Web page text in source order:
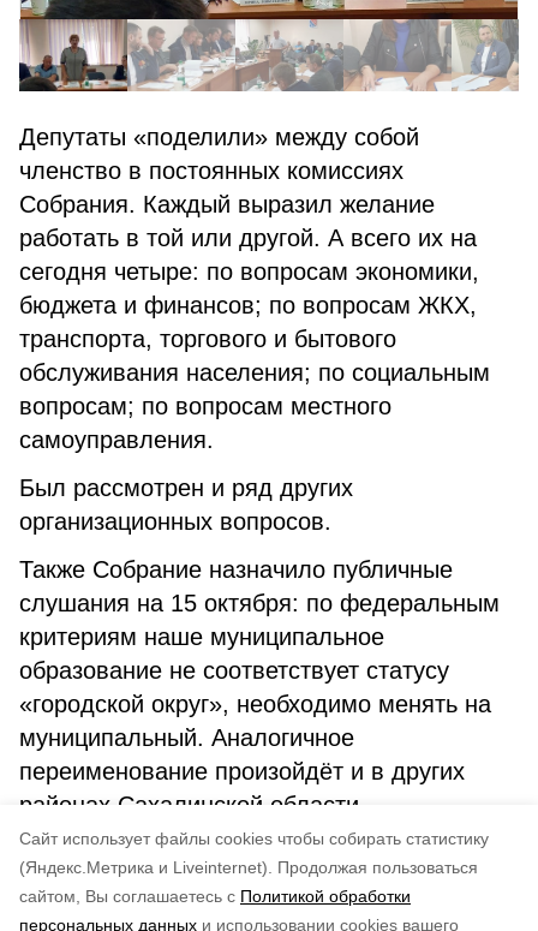
Cайт использует файлы cookies чтобы собирать статистику
(Яндекс.Метрика и Liveinternet).
Продолжая пользоваться
сайтом, Вы соглашаетесь с Политикой обработки
персональных данных и использовании cookies вашего
Депутаты «поделили» между собой
членство в постоянных комиссиях
Собрания. Каждый выразил желание
работать в той или другой. А всего их на
сегодня четыре: по вопросам экономики,
бюджета и финансов; по вопросам ЖКХ,
транспорта, торгового и бытового
обслуживания населения; по социальным
вопросам; по вопросам местного
самоуправления.
Был рассмотрен и ряд других
организационных вопросов.
Также Собрание назначило публичные
слушания на 15 октября: по федеральным
критериям наше муниципальное
образование не соответствует статусу
«городской округ», необходимо менять на
муниципальный. Аналогичное
переименование произойдёт и в других
районах Сахалинской области.
Авторы: Любовь Панченко